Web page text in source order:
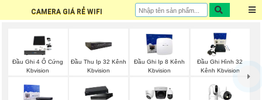
CAMERA GIÁ RẺ WIFI
Đầu Ghi 4 Ổ Cứng
Kbvision
Đầu Thu Ip 32 Kênh
Kbvision
Đầu Ghi Ip 8 Kênh
Kbvision
Đầu Ghi Hình 32
Kênh Kbvision